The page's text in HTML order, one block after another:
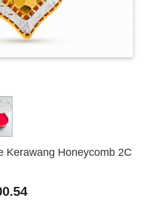
Kerawang Honeycomb 2C